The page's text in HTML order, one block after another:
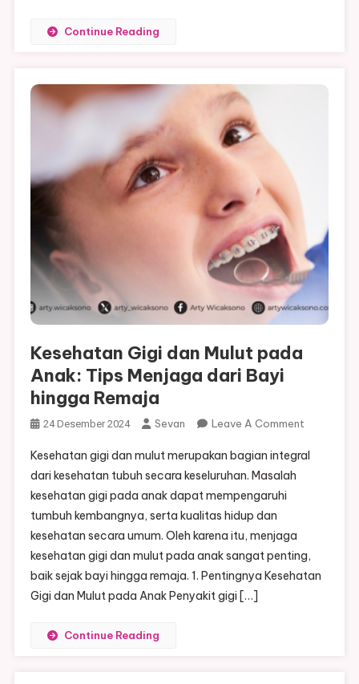
Continue Reading
Kesehatan Gigi dan Mulut pada
Anak: Tips Menjaga dari Bayi
hingga Remaja
24 Desember 2024 Sevan Leave A CommentOn
Gigi
Tips
Menjaga
Kesehatan gigi dan mulut merupakan bagian integral
dari kesehatan tubuh secara keseluruhan. Masalah
kesehatan gigi pada anak dapat mempengaruhi
tumbuh kembangnya, serta kualitas hidup dan
kesehatan secara umum. Oleh karena itu, menjaga
kesehatan gigi dan mulut pada anak sangat penting,
baik sejak bayi hingga remaja. 1. Pentingnya Kesehatan
Gigi dan Mulut pada Anak Penyakit gigi […]
Continue Reading